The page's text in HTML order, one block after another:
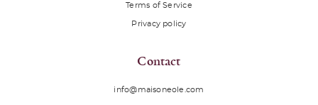
Terms of Service
Privacy policy
Contact
info@maisoneole.com